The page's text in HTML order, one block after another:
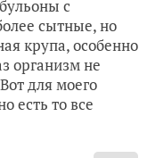
с
сытные, но
крупа, особенно
организм не
для моего
есть то все